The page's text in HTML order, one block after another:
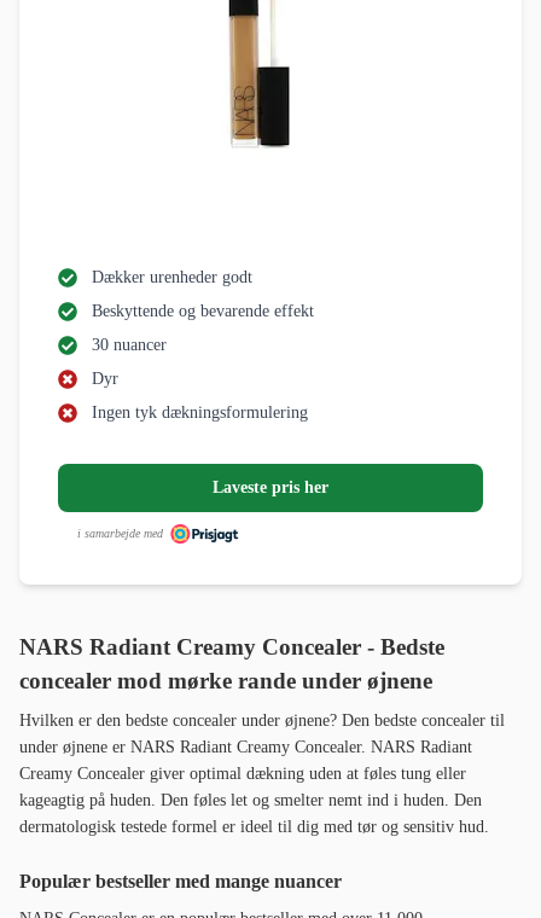
Dækker urenheder godt
Beskyttende og bevarende effekt
30 nuancer
Dyr
Ingen tyk dækningsformulering
Laveste pris her
i samarbejde med
NARS Radiant Creamy Concealer - Bedste
concealer mod mørke rande under øjnene
Hvilken er den bedste concealer under øjnene? Den bedste concealer til
under øjnene er NARS Radiant Creamy Concealer. NARS Radiant
Creamy Concealer giver optimal dækning uden at føles tung eller
kageagtig på huden. Den føles let og smelter nemt ind i huden. Den
dermatologisk testede formel er ideel til dig med tør og sensitiv hud.
Populær bestseller med mange nuancer